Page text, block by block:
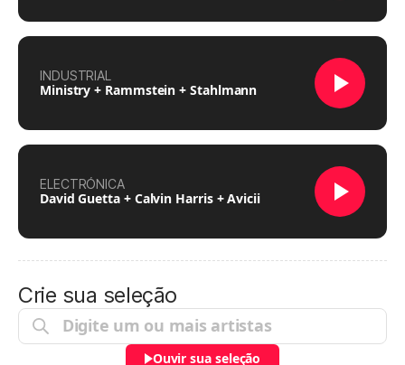
INDUSTRIAL
Ministry + Rammstein + Stahlmann
ELECTRÓNICA
David Guetta + Calvin Harris + Avicii
Crie sua seleção
Ouvir sua seleção